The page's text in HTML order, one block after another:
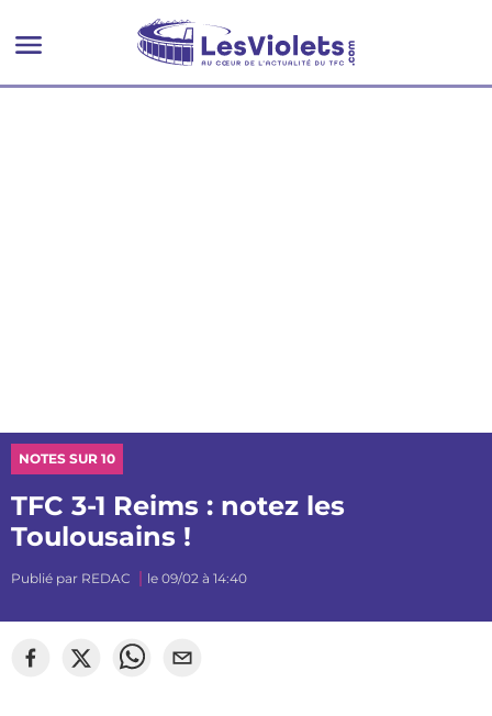
NOTES SUR 10
TFC 3-1 Reims : notez les
Toulousains !
Publié par REDAC le 09/02 à 14:40